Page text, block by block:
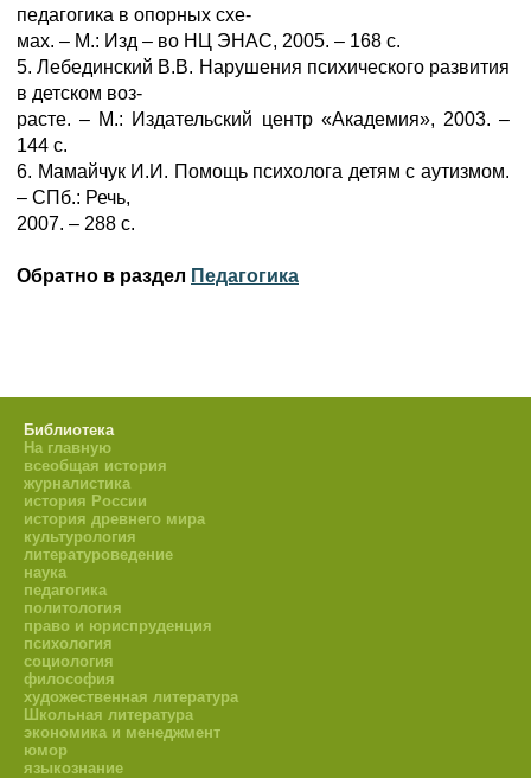
педагогика в опорных схе-
мах. – М.: Изд – во НЦ ЭНАС, 2005. – 168 с.
5. Лебединский В.В. Нарушения психического развития
в детском воз-
расте. – М.: Издательский центр «Академия», 2003. –
144 с.
6. Мамайчук И.И. Помощь психолога детям с аутизмом.
– СПб.: Речь,
2007. – 288 с.
Обратно в раздел Педагогика
Библиотека
На главную
всеобщая история
журналистика
история России
история древнего мира
культурология
литературоведение
наука
педагогика
политология
право и юриспруденция
психология
социология
философия
художественная литература
Школьная литература
экономика и менеджмент
юмор
языкознание